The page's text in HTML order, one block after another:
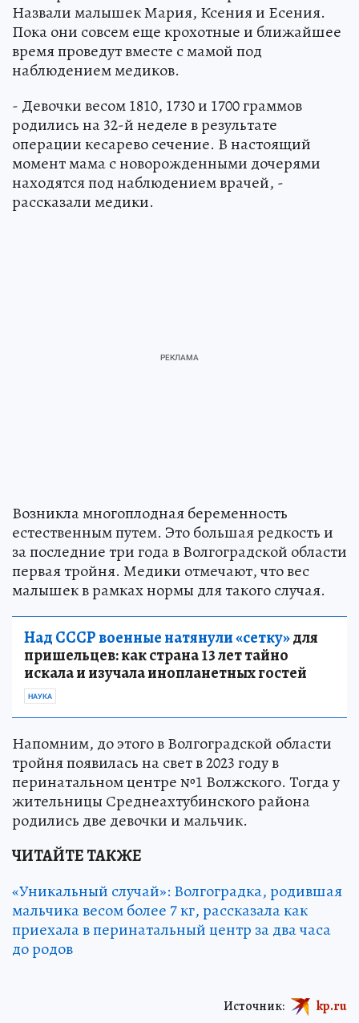
Назвали малышек Мария, Ксения и Есения.
Пока они совсем еще крохотные и ближайшее
время проведут вместе с мамой под
наблюдением медиков.
- Девочки весом 1810, 1730 и 1700 граммов
родились на 32-й неделе в результате
операции кесарево сечение. В настоящий
момент мама с новорожденными дочерями
находятся под наблюдением врачей, -
рассказали медики.
Возникла многоплодная беременность
естественным путем. Это большая редкость и
за последние три года в Волгоградской области
первая тройня. Медики отмечают, что вес
малышек в рамках нормы для такого случая.
Над СССР военные натянули «сетку»для
пришельцев: как страна 13 лет тайно
искала и изучала инопланетных гостей
НАУКА
Напомним, до этого в Волгоградской области
тройня появилась на свет в 2023 году в
перинатальном центре №1 Волжского. Тогда у
жительницы Среднеахтубинского района
родились две девочки и мальчик.
ЧИТАЙТЕ ТАКЖЕ
«Уникальный случай»: Волгоградка, родившая
мальчика весом более 7 кг, рассказала как
приехала в перинатальный центр за два часа
до родов
Источник: kp.ru